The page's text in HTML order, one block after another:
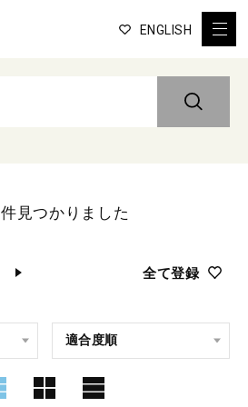
ENGLISH
全て登録
件見つかりました